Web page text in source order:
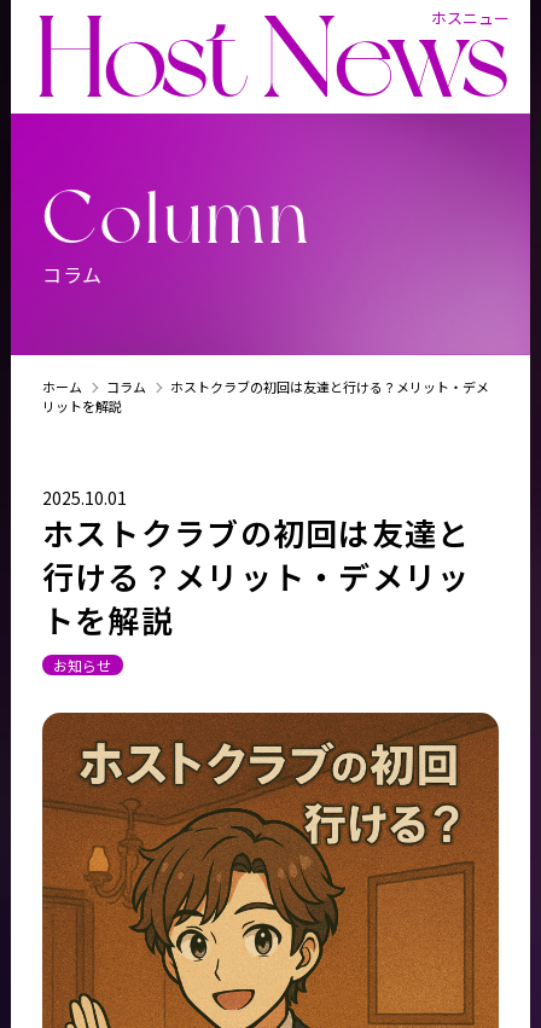
Host News
ホスニュー
Column
コラム
ホーム コラム
ホストクラブの初回は友達と行ける？メリット・デメ
リットを解説
2025.10.01
ホストクラブの初回は友達と
行ける？メリット・デメリッ
トを解説
お知らせ